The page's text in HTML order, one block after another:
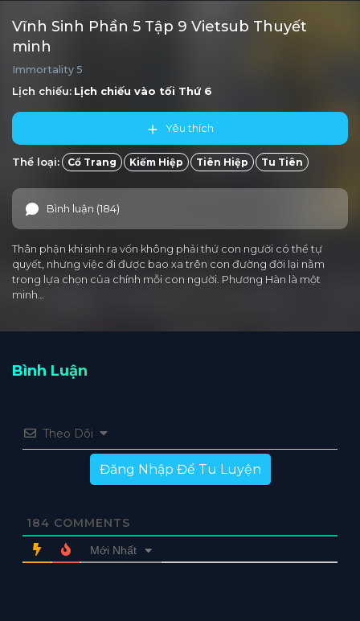
Vĩnh Sinh Phần 5 Tập 9 Vietsub Thuyết
minh
Immortality 5
Lịch chiếu: Lịch chiếu vào tối Thứ 6
Yêu thích
Thể loại: Cổ Trang Kiếm Hiệp Tiên Hiệp Tu Tiên
Bình luận (184)
Thân phận khi sinh ra vốn không phải thứ con người có thể tự
quyết, nhưng việc đi được bao xa trên con đường đời lại nằm
trong lựa chọn của chính mỗi con người. Phương Hàn là một
minh…
Bình Luận
Theo Dõi
Đăng Nhập Để Tu Luyện
184 COMMENTS
Mới Nhất